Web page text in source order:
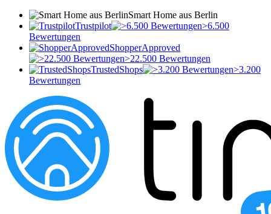
Smart Home aus Berlin
Trustpilot
>6.500
Bewertungen
ShopperApproved
>22.500 Bewertungen
TrustedShops
>3.200
Bewertungen